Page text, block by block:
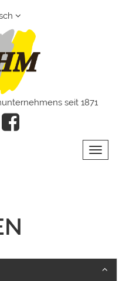
seit 1871
Toggle